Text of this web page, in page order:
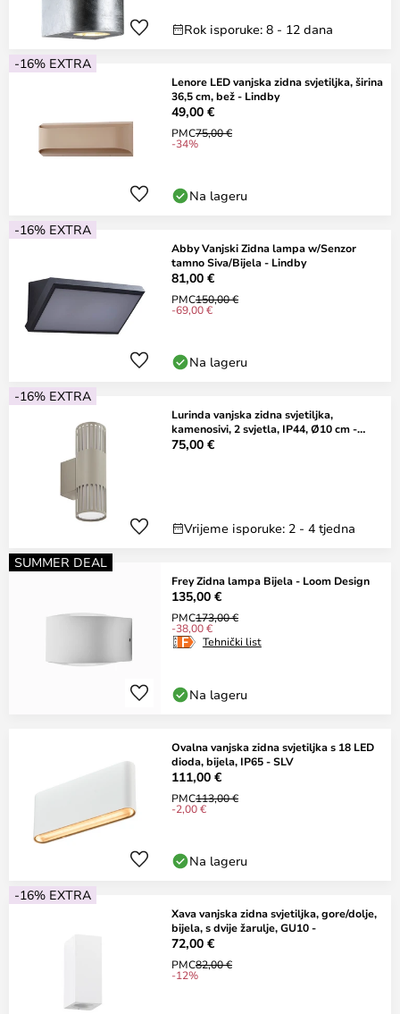
Rok isporuke: 8 - 12 dana
-16% EXTRA
Lenore LED vanjska zidna svjetiljka, širina
36,5 cm, bež - Lindby
49,00 €
PMC75,00 €
-34%
Na lageru
-16% EXTRA
Abby Vanjski Zidna lampa w/Senzor
tamno Siva/Bijela - Lindby
81,00 €
PMC150,00 €
-69,00 €
Na lageru
-16% EXTRA
Lurinda vanjska zidna svjetiljka,
kamenosivi, 2 svjetla, IP44, Ø10 cm -
Lindby
75,00 €
Vrijeme isporuke: 2 - 4 tjedna
SUMMER DEAL
Frey Zidna lampa Bijela - Loom Design
135,00 €
PMC173,00 €
-38,00 €
Tehnički list
Na lageru
Ovalna vanjska zidna svjetiljka s 18 LED
dioda, bijela, IP65 - SLV
111,00 €
PMC113,00 €
-2,00 €
Na lageru
-16% EXTRA
Xava vanjska zidna svjetiljka, gore/dolje,
bijela, s dvije žarulje, GU10 -
72,00 €
PMC82,00 €
-12%